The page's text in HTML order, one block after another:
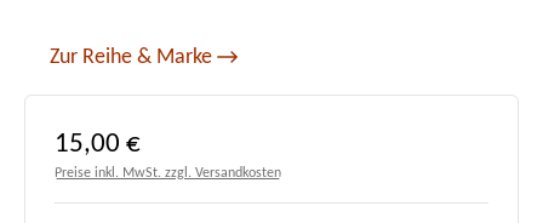
Zur Reihe & Marke
Regulärer Preis:
15,00 €
Preise inkl. MwSt. zzgl. Versandkosten